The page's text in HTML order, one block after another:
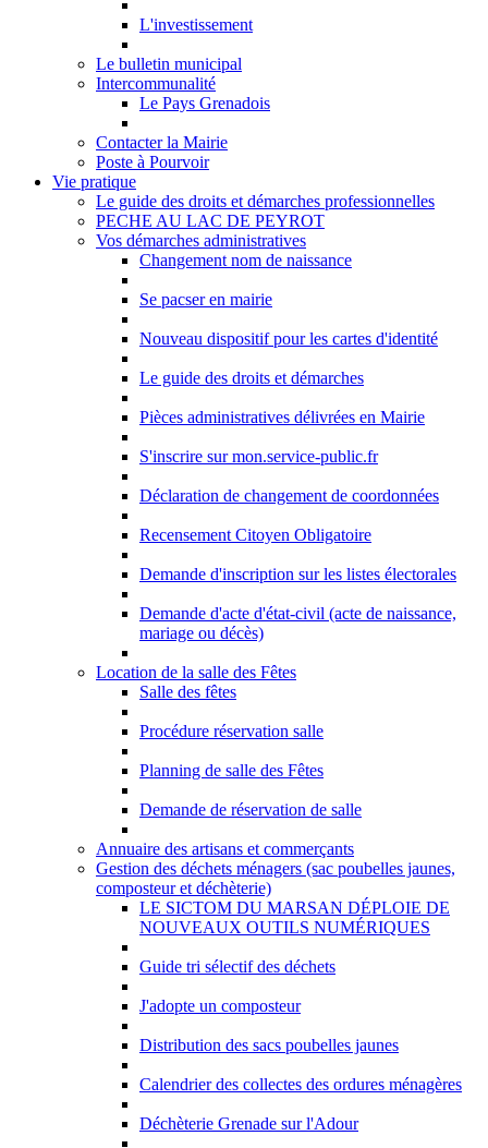
L'investissement
Le bulletin municipal
Intercommunalité
Le Pays Grenadois
Contacter la Mairie
Poste à Pourvoir
Vie pratique
Le guide des droits et démarches professionnelles
PECHE AU LAC DE PEYROT
Vos démarches administratives
Changement nom de naissance
Se pacser en mairie
Nouveau dispositif pour les cartes d'identité
Le guide des droits et démarches
Pièces administratives délivrées en Mairie
S'inscrire sur mon.service-public.fr
Déclaration de changement de coordonnées
Recensement Citoyen Obligatoire
Demande d'inscription sur les listes électorales
Demande d'acte d'état-civil (acte de naissance,
mariage ou décès)
Location de la salle des Fêtes
Salle des fêtes
Procédure réservation salle
Planning de salle des Fêtes
Demande de réservation de salle
Annuaire des artisans et commerçants
Gestion des déchets ménagers (sac poubelles jaunes,
composteur et déchèterie)
LE SICTOM DU MARSAN DÉPLOIE DE
NOUVEAUX OUTILS NUMÉRIQUES
Guide tri sélectif des déchets
J'adopte un composteur
Distribution des sacs poubelles jaunes
Calendrier des collectes des ordures ménagères
Déchèterie Grenade sur l'Adour